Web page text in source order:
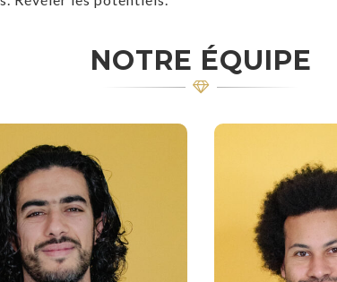
NOTRE ÉQUIPE
Data
Scientist
de Lille 1, avec
plusieurs années
Data
Diplômé de
d’expérience